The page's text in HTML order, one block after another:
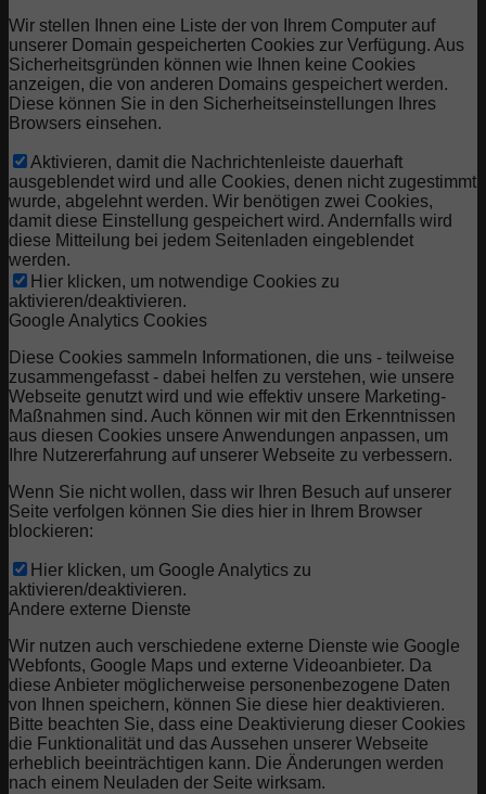
Wir stellen Ihnen eine Liste der von Ihrem Computer auf
unserer Domain gespeicherten Cookies zur Verfügung. Aus
Sicherheitsgründen können wie Ihnen keine Cookies
anzeigen, die von anderen Domains gespeichert werden.
Diese können Sie in den Sicherheitseinstellungen Ihres
Browsers einsehen.
Aktivieren, damit die Nachrichtenleiste dauerhaft
ausgeblendet wird und alle Cookies, denen nicht zugestimmt
wurde, abgelehnt werden. Wir benötigen zwei Cookies,
damit diese Einstellung gespeichert wird. Andernfalls wird
diese Mitteilung bei jedem Seitenladen eingeblendet
werden.
Hier klicken, um notwendige Cookies zu
aktivieren/deaktivieren.
Google Analytics Cookies
Diese Cookies sammeln Informationen, die uns - teilweise
zusammengefasst - dabei helfen zu verstehen, wie unsere
Webseite genutzt wird und wie effektiv unsere Marketing-
Maßnahmen sind. Auch können wir mit den Erkenntnissen
aus diesen Cookies unsere Anwendungen anpassen, um
Ihre Nutzererfahrung auf unserer Webseite zu verbessern.
Wenn Sie nicht wollen, dass wir Ihren Besuch auf unserer
Seite verfolgen können Sie dies hier in Ihrem Browser
blockieren:
Hier klicken, um Google Analytics zu
aktivieren/deaktivieren.
Andere externe Dienste
Wir nutzen auch verschiedene externe Dienste wie Google
Webfonts, Google Maps und externe Videoanbieter. Da
diese Anbieter möglicherweise personenbezogene Daten
von Ihnen speichern, können Sie diese hier deaktivieren.
Bitte beachten Sie, dass eine Deaktivierung dieser Cookies
die Funktionalität und das Aussehen unserer Webseite
erheblich beeinträchtigen kann. Die Änderungen werden
nach einem Neuladen der Seite wirksam.